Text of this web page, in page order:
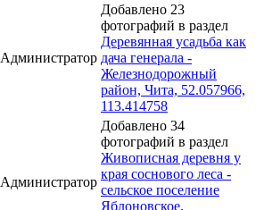
Администратор
Добавлено 23
фотографий в раздел
Деревянная усадьба как
дача генерала -
Железнодорожный
район, Чита, 52.057966,
113.414758
Администратор
Добавлено 34
фотографий в раздел
Живописная деревня у
края соснового леса -
сельское поселение
Яблоновское,